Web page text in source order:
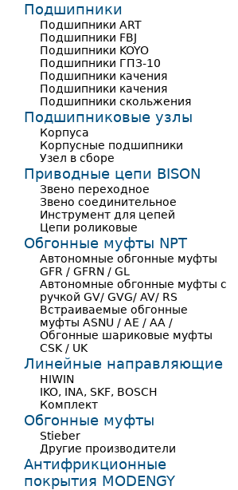
Подшипники
Подшипники ART
Подшипники FBJ
Подшипники KOYO
Подшипники ГПЗ-10
Подшипники качения
Подшипники качения
Подшипники скольжения
Подшипниковые узлы
Корпуса
Корпусные подшипники
Узел в сборе
Приводные цепи BISON
Звено переходное
Звено соединительное
Инструмент для цепей
Цепи роликовые
Обгонные муфты NPT
Автономные обгонные муфты
GFR / GFRN / GL
Автономные обгонные муфты с
ручкой GV/ GVG/ AV/ RS
Встраиваемые обгонные
муфты ASNU / AE / AA /
Обгонные шариковые муфты
CSK / UK
Линейные направляющие
HIWIN
IKO, INA, SKF, BOSCH
Комплект
Обгонные муфты
Stieber
Другие производители
Антифрикционные
покрытия MODENGY